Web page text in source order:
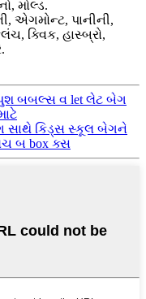
મોલ્ડ.
એગમોન્ટ, પાનીની,
ક્વિક, હાસ્બ્રો,
પુશ બબલ્સ વ let લેટ બેગ
સાથે કિડ્સ સ્કૂલ બેગને
બ box ક્સ